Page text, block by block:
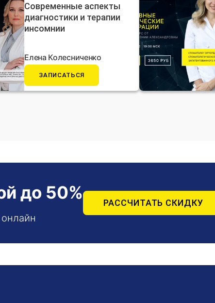
Современные аспекты
диагностики и терапии
инсомнии
Елена Колесниченко
ЗАПИСАТЬСЯ
до 50%
РАССЧИТАТЬ СКИДКУ